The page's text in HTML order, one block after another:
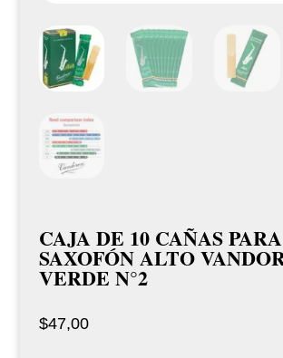
CAJA DE 10 CAÑAS PARA
SAXOFÓN ALTO
VERDE N°2
$47,00